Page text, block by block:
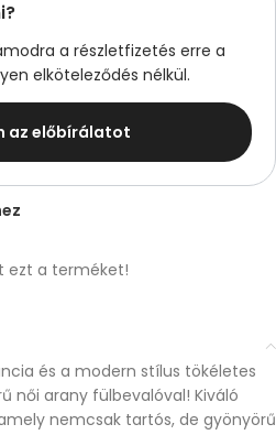
a részletfizetés erre a
elköteleződés nélkül.
az előbírálatot
ezt a terméket!
és a modern stílus tökéletes
női arany fülbevalóval! Kiváló
nemcsak tartós, de gyönyörű